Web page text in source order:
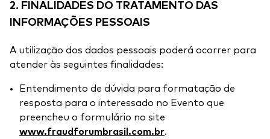
2. FINALIDADES DO TRATAMENTO DAS
INFORMAÇÕES PESSOAIS
A utilização dos dados pessoais poderá ocorrer para
atender às seguintes finalidades:
Entendimento de dúvida para formatação de
resposta para o interessado no Evento que
preencheu o formulário no site
www.fraudforumbrasil.com.br.